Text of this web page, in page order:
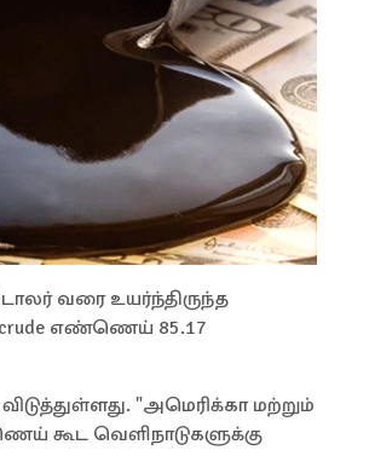
வரை உயர்ந்திருந்த
crude எண்ணெய் 85.17
"அமெரிக்கா மற்றும்
கூட வெளிநாடுகளுக்கு